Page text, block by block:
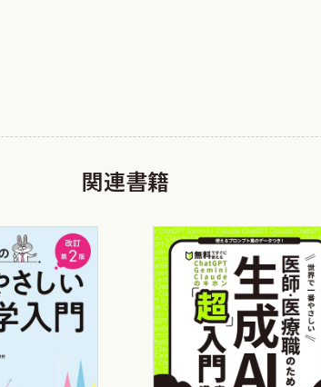
ィフィク）で，これが私にとっては決定打
どれも大変刺激的であった．「そんなスタ
であったが，日本語の教科書と違って事例に
りやすさであった．わが国の「皆で分担」と
の独自性は疫学にあると講義で熱心に教えよ
は，いずれ疫学の教科書をという気持ちが強
関連書籍